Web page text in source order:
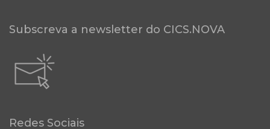
Subscreva a newsletter do CICS.NOVA
Redes Sociais